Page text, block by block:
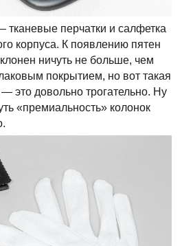
перчатки и салфетка
корпуса. К появлению пятен
ничуть не больше, чем
покрытием, но вот такая
это довольно трогательно. Ну
«премиальность» колонок